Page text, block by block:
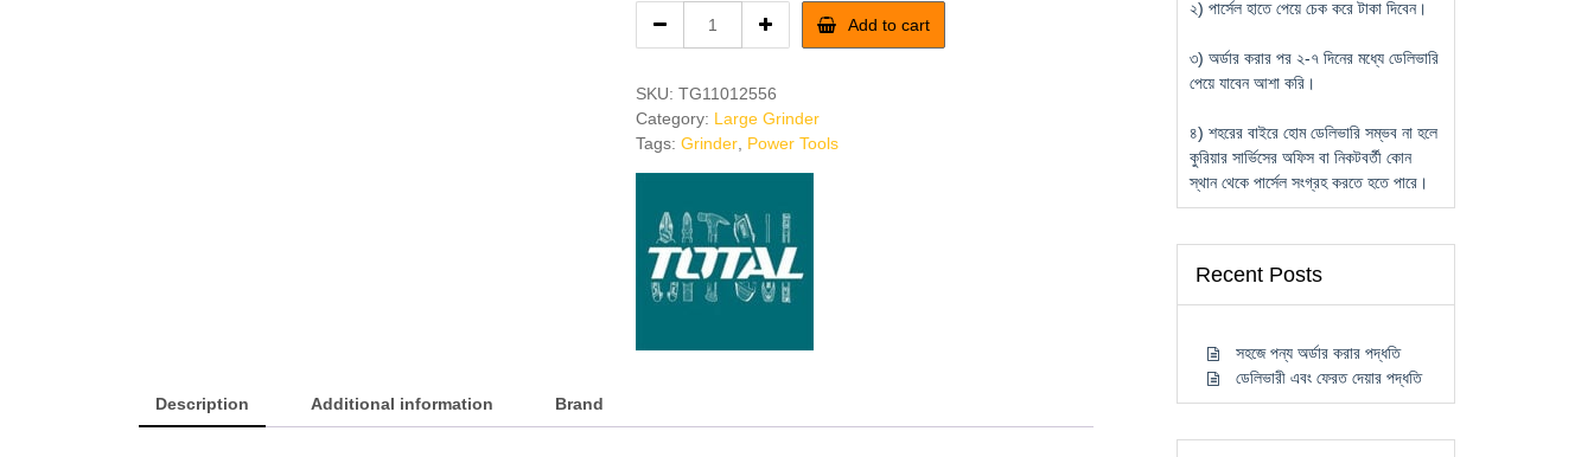
1100w
Grinder
Disc)
Add to cart
SKU: TG11012556
Category: Large Grinder
Tags: Grinder, Power Tools
Description Additional information Brand
২) পার্সেল হাতে পেয়ে চেক করে টাকা দিবেন।
৩) অর্ডার করার পর ২-৭ দিনের মধ্যে ডেলিভারি
পেয়ে যাবেন আশা করি।
৪) শহরের বাইরে হোম ডেলিভারি সম্ভব না হলে
কুরিয়ার সার্ভিসের অফিস বা নিকটবর্তী কোন
স্থান থেকে পার্সেল সংগ্রহ করতে হতে পারে।
Recent Posts
সহজে পন্য অর্ডার করার পদ্ধতি
ডেলিভারী এবং ফেরত দেয়ার পদ্ধতি